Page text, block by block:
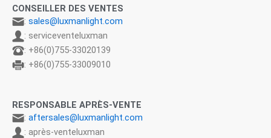
CONSEILLER DES VENTES
: sales@luxmanlight.com
: serviceventeluxman
: +86(0)755-33020139
: +86(0)755-33009010
RESPONSABLE APRÈS-VENTE
: aftersales@luxmanlight.com
: après-venteluxman